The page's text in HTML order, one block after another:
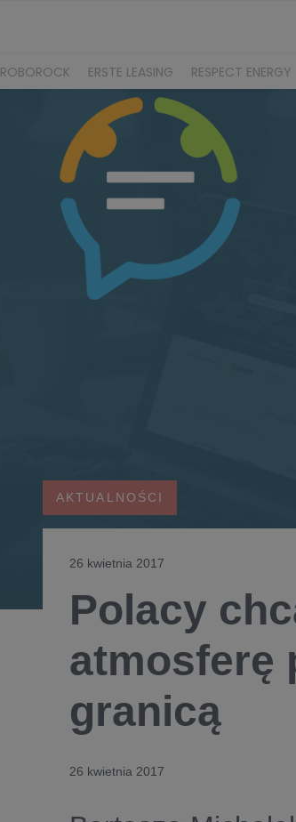
ROBOROCK ERSTE LEASING RESPECT ENERGY
AKTUALNOŚCI
26 kwietnia 2017
Polacy
atmosferę
granicą
26 kwietnia 2017